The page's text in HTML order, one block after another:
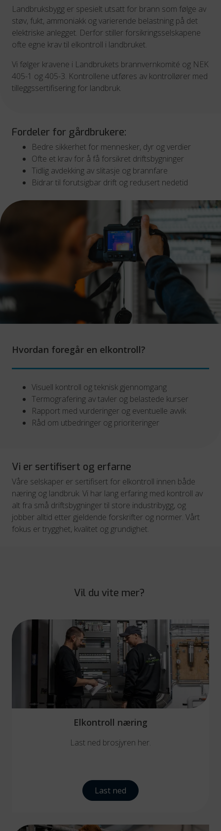
Landbruksbygg er spesielt utsatt for brann som følge av
støv, fukt, ammoniakk og varierende belastning på det
elektriske anlegget. Derfor stiller forsikringsselskapene
ofte egne krav til elkontroll i landbruket.
Vi følger kravene i Landbrukets brannvernkomité og NEK
405-1 og 405-3. Kontrollene utføres av kontrollører med
tilleggssertifisering for landbruk.
Fordeler for gårdbrukere:
Bedre sikkerhet for mennesker, dyr og verdier
Ofte et krav for å få forsikret driftsbygninger
Tidlig avdekking av slitasje og brannfare
Bidrar til forutsigbar drift og redusert nedetid
Hvordan foregår en elkontroll?
Visuell kontroll og teknisk gjennomgang
Termografering av tavler og belastede kurser
Rapport med vurderinger og eventuelle avvik
Råd om utbedringer og prioriteringer
Vi er sertifisert og erfarne
Våre selskaper er sertifisert for elkontroll innen både
næring og landbruk. Vi har lang erfaring med kontroll av
alt fra små driftsbygninger til store industribygg, og
jobber alltid etter gjeldende forskrifter og normer. Vårt
fokus er trygghet, kvalitet og grundighet.
Vil du vite mer?
Elkontroll næring
Last ned brosjyren her.
Last ned